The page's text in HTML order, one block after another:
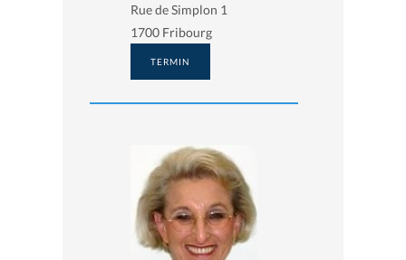
Rue de Simplon 1
1700 Fribourg
TERMIN